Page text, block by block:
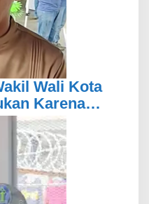
Wali Kota
Karena